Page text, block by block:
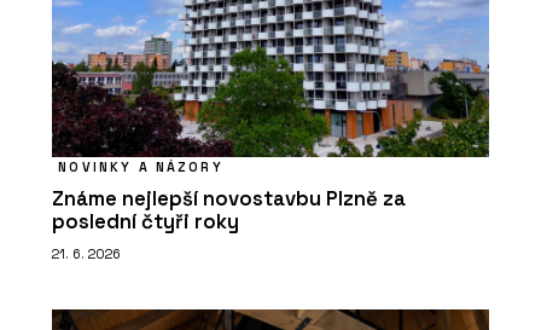
NOVINKY A NÁZORY
Známe nejlepší novostavbu Plzně za
poslední čtyři roky
21. 6. 2026